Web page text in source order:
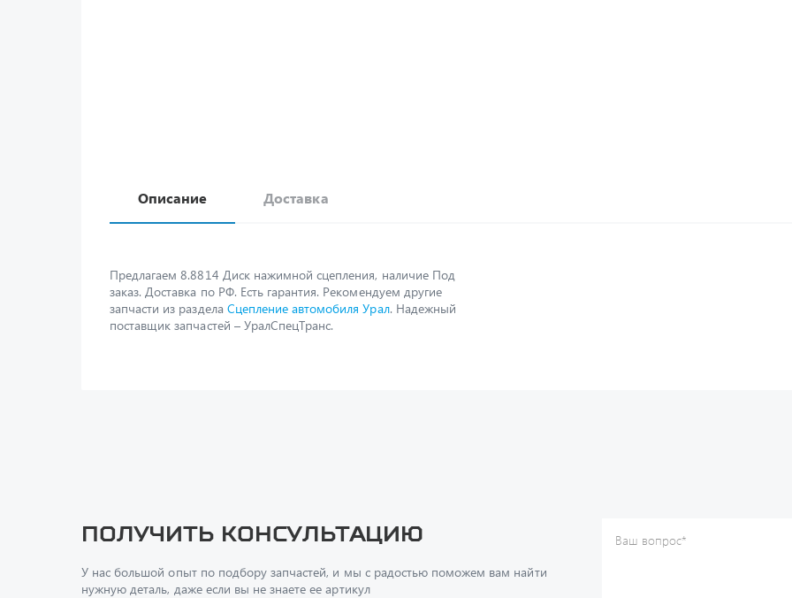
Описание Доставка
Предлагаем 8.8814 Диск нажимной сцепления, наличие Под
заказ. Доставка по РФ. Есть гарантия. Рекомендуем другие
запчасти из раздела Сцепление автомобиля Урал. Надежный
поставщик запчастей – УралСпецТранс.
Получить консультацию
У нас большой опыт по подбору запчастей, и мы с радостью поможем вам найти
нужную деталь, даже если вы не знаете ее артикул
Ваш вопрос*